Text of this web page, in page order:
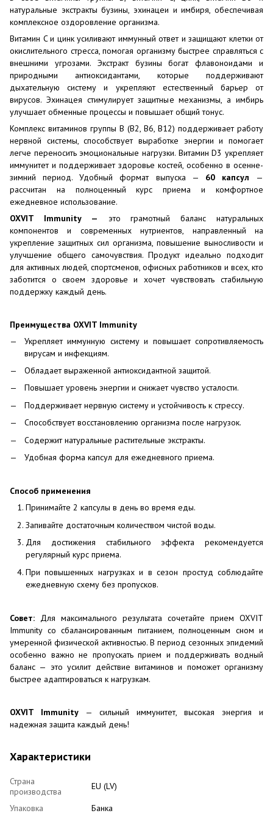
натуральные экстракты бузины, эхинацеи и имбиря, обеспечивая
комплексное оздоровление организма.
Витамин C и цинк усиливают иммунный ответ и защищают клетки от
окислительного стресса, помогая организму быстрее справляться с
внешними угрозами. Экстракт бузины богат флавоноидами и
природными антиоксидантами, которые поддерживают
дыхательную систему и укрепляют естественный барьер от
вирусов. Эхинацея стимулирует защитные механизмы, а имбирь
улучшает обменные процессы и повышает общий тонус.
Комплекс витаминов группы B (B2, B6, B12) поддерживает работу
нервной системы, способствует выработке энергии и помогает
легче переносить эмоциональные нагрузки. Витамин D3 укрепляет
иммунитет и поддерживает здоровье костей, особенно в осенне-
зимний период. Удобный формат выпуска — 60 капсул
—
рассчитан на полноценный курс приема и комфортное
ежедневное использование.
OXVIT Immunity — это грамотный баланс натуральных
компонентов и современных нутриентов, направленный на
укрепление защитных сил организма, повышение выносливости и
улучшение общего самочувствия. Продукт идеально подходит
для активных людей, спортсменов, офисных работников и всех, кто
заботится о своем здоровье и хочет чувствовать стабильную
поддержку каждый день.
Преимущества OXVIT Immunity
Укрепляет иммунную систему и повышает сопротивляемость
вирусам и инфекциям.
Обладает выраженной антиоксидантной защитой.
Повышает уровень энергии и снижает чувство усталости.
Поддерживает нервную систему и устойчивость к стрессу.
Способствует восстановлению организма после нагрузок.
Содержит натуральные растительные экстракты.
Удобная форма капсул для ежедневного приема.
Способ применения
Принимайте 2 капсулы в день во время еды.
Запивайте достаточным количеством чистой воды.
Для достижения стабильного эффекта рекомендуется
регулярный курс приема.
При повышенных нагрузках и в сезон простуд соблюдайте
ежедневную схему без пропусков.
Совет: Для максимального результата сочетайте прием OXVIT
Immunity со сбалансированным питанием, полноценным сном и
умеренной физической активностью. В период сезонных эпидемий
особенно важно не пропускать прием и поддерживать водный
баланс — это усилит действие витаминов и поможет организму
быстрее адаптироваться к нагрузкам.
OXVIT Immunity — сильный иммунитет, высокая энергия и
надежная защита каждый день!
Характеристики
Страна
производства
EU (LV)
Упаковка
Банка